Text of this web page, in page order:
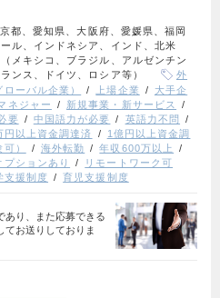
都、愛知県、大阪府、愛媛県、福岡
ル、インドネシア、インド、北米
メキシコ、ブラジル、アルゼンチン
ンス、ドイツ、ロシア等）
外
ーバル企業） 上場企業
大手企
ネジャー
新規事業・新サービス
要 中国語力が必要
英語力不問
以上資金調達済
1億円以上資金調
） 海外転勤
年収600万以上
プションあり
リモートワーク可
支援制度 育児支援制度
り、また応募できる
てお送りしておりま